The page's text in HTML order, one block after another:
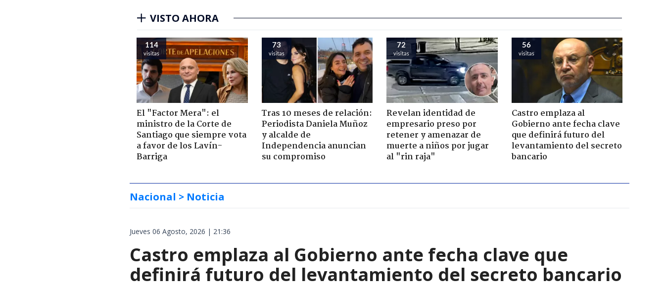
VISTO AHORA
114
visitas
El "Factor Mera": el
ministro de la Corte de
Santiago que siempre vota
a favor de los Lavín-
Barriga
73
visitas
Tras 10 meses de relación:
Periodista Daniela Muñoz
y alcalde de
Independencia anuncian
su compromiso
72
visitas
Revelan identidad de
empresario preso por
retener y amenazar de
muerte a niños por jugar
al "rin raja"
56
visitas
Castro emplaza al
Gobierno ante fecha clave
que definirá futuro del
levantamiento del secreto
bancario
Nacional > Noticia
Jueves 06 Agosto, 2026 | 21:36
Castro emplaza al Gobierno ante fecha clave que
definirá futuro del levantamiento del secreto bancario